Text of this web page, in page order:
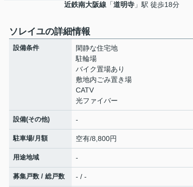
近鉄南大阪線 「道明寺 」駅 徒歩18分
ソレイユの詳細情報
設備条件
閑静な住宅地
駐輪場
バイク置場あり
敷地内ごみ置き場
CATV
光ファイバー
設備(その他) -
駐車場/月額 空有/8,800円
用途地域 -
募集戸数 / 総戸数 - / -